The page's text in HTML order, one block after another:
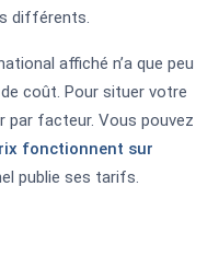
différents.
affiché n’a que peu
coût. Pour situer votre
par facteur. Vous pouvez
fonctionnent sur
publie ses tarifs.